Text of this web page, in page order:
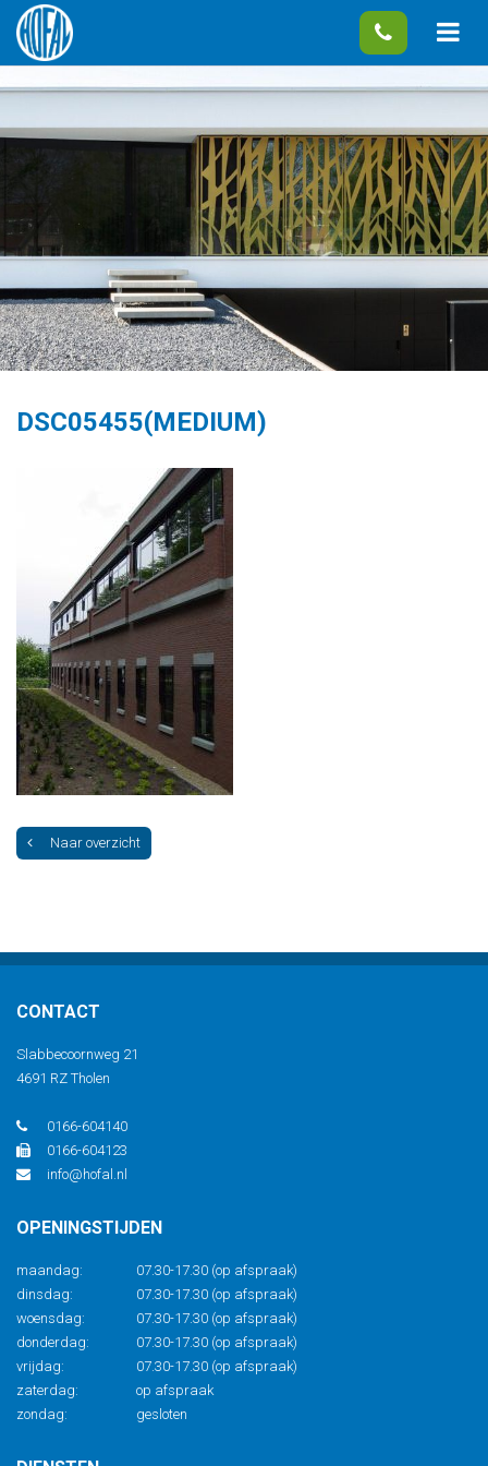
DSC05455(MEDIUM)
Naar overzicht
CONTACT
Slabbecoornweg 21
4691 RZ Tholen
0166-604140
0166-604123
info@hofal.nl
OPENINGSTIJDEN
maandag:
07.30-17.30 (op afspraak)
dinsdag:
07.30-17.30 (op afspraak)
woensdag:
07.30-17.30 (op afspraak)
donderdag:
07.30-17.30 (op afspraak)
vrijdag:
07.30-17.30 (op afspraak)
zaterdag:
op afspraak
zondag:
gesloten